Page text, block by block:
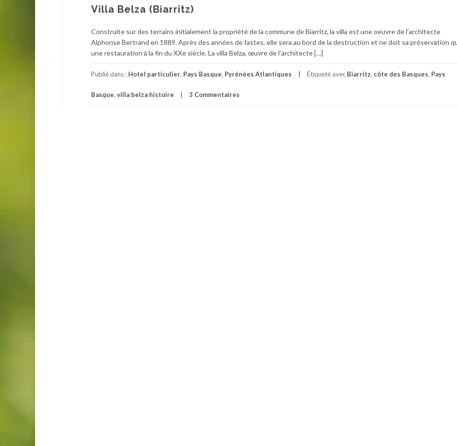
Villa Belza (Biarritz)
Construite sur des terrains initialement la propriété de la commune de Biarritz, la villa est une oeuvre de l’architecte
Alphonse Bertrand en 1889. Après des années de fastes, elle sera au bord de la destruction et ne doit sa préservation
une restauration à la fin du XXe siècle. La villa Belza, œuvre de l’architecte […]
Publié dans : Hotel particulier, Pays Basque, Pyrénées Atlantiques Étiqueté avec Biarritz, côte des Basques, Pays
Basque, villa belza histoire 3 Commentaires